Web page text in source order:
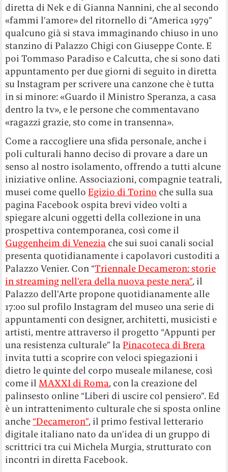
diretta di Nek e di Gianna Nannini, che al secondo
«fammi l’amore» del ritornello di “America 1979”
qualcuno già si stava immaginando chiuso in uno
stanzino di Palazzo Chigi con Giuseppe Conte. E
poi Tommaso Paradiso e Calcutta, che si sono dati
appuntamento per due giorni di seguito in diretta
su Instagram per scrivere una canzone che è tutta
in si minore: «Guardo il Ministro Speranza, a casa
dentro la tv», e le persone che commentavano
«ragazzi grazie, sto come in transenna».
Come a raccogliere una sfida personale, anche i
poli culturali hanno deciso di provare a dare un
senso al nostro isolamento, offrendo a tutti alcune
iniziative online. Associazioni, compagnie teatrali,
musei come quello Egizio di Torino che sulla sua
pagina Facebook ospita brevi video volti a
spiegare alcuni oggetti della collezione in una
prospettiva contemporanea, così come il
Guggenheim di Venezia che sui suoi canali social
presenta quotidianamente i capolavori custoditi a
Palazzo Venier. Con “Triennale Decameron: storie
in streaming nell’era della nuova peste nera”, il
Palazzo dell’Arte propone quotidianamente alle
17:00 sul profilo Instagram del museo una serie di
appuntamenti con designer, architetti, musicisti e
artisti, mentre attraverso il progetto “Appunti per
una resistenza culturale” la Pinacoteca di Brera
invita tutti a scoprire con veloci spiegazioni i
dietro le quinte del corpo museale milanese, così
come ilMAXXI di Roma, con la creazione del
palinsesto online “Liberi di uscire col pensiero”. Ed
è un intrattenimento culturale che si sposta online
anche “Decameron”, il primo festival letterario
digitale italiano nato da un’idea di un gruppo di
scrittrici tra cui Michela Murgia, strutturato con
incontri in diretta Facebook.